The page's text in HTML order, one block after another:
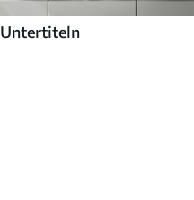
Untertiteln